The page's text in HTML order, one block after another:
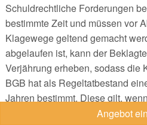
Angebot
Schuldrechtliche Forderungen
bestimmte Zeit und müssen vor
Klagewege geltend gemacht
abgelaufen ist, kann der
Verjährung erheben, sodass die
BGB hat als Regeltatbestand
Jahren bestimmt. Diese gilt,
Forderung keine